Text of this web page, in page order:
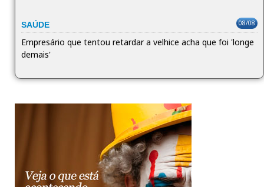
SAÚDE 08/08
Empresário que tentou retardar a velhice acha que foi 'longe
demais'